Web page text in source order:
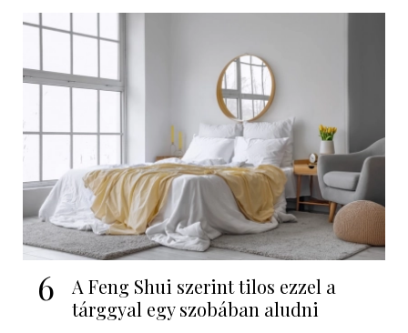
6
A Feng Shui szerint tilos ezzel a
tárggyal egy szobában aludni